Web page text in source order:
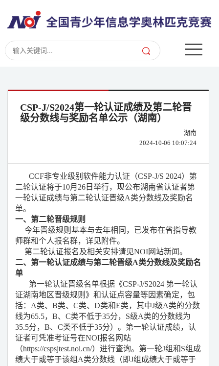
CSP-J/S2024第一轮认证成绩及第二轮晋
级分数线与奖励名单公示（湖南）
湖南
2024-10-06 10:07:24
CCF非专业级别软件能力认证（CSP-J/S 2024）第
二轮认证将于10月26 日举行，现公布湖南省认证者第
一轮认证成绩与第二轮认证晋级A类分数线及奖励名
单。
一、第二轮晋级规则
今年晋级规则 基本与去年相同，
已发布在省指导教
师群和个人报名群，详见附件。
第二轮认证报名及相关安排请见NOI网站新闻。
二、第一轮认证成绩与第二轮晋级A类分数线及奖励名
单
第一轮认证晋级名单根据《CSP-J/S2024 第一轮认
证湖南地区晋级规则》和认证点容量等因素确定，包
括：A类、B类、C类、D类和E类，其中J级A类的分数
线为65.5， B、C类不低于35分，S级A类的分数线为
35.5分， B、C类不低于35分） 。 第一轮认证成绩， 认
证者可凭准考证号在NOI报名网站
（https://cspsjtest.noi.cn/） 进行查询。 第一轮J组和S组成
绩大于或等于该组A类分数线（即J组成绩大于或等于